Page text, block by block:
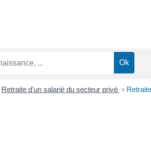
Retraite d'un salarié du secteur privé >